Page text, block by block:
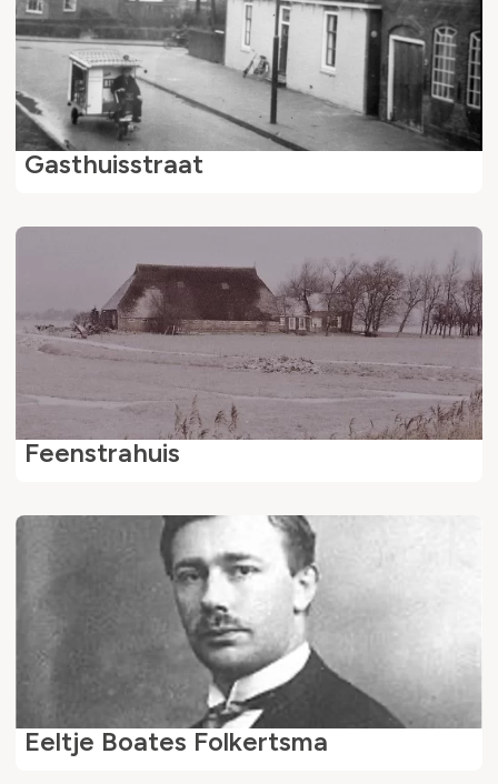
Gasthuisstraat
Feenstrahuis
Eeltje Boates Folkertsma